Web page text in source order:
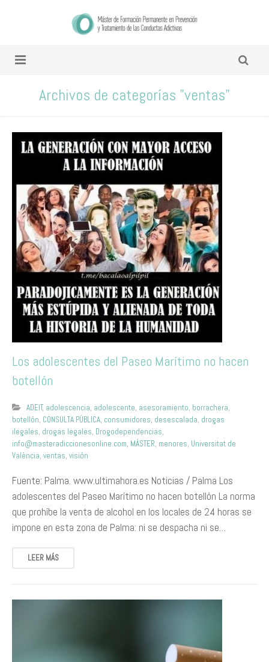
Archivos de categorías "ventas"
Los adolescentes del Paseo Marítimo no hacen
botellón
ADEIT, adolescencia, adolescente, asesoramiento, borrachera,
botellón, CONSULTA PÚBLICA, consumidores, desescalada, drogas
ilegales, drogas legales, Drogodependencias,
info@masteradiccionesonline.com, MÁSTER, menores, Universitat de
València, ventas, visión
Fuente: Palma. www.ultimahora.es Noticias / Palma Los
adolescentes del Paseo Marítimo no hacen botellón La norma
que prohíbe la venta de alcohol en los locales de 24 horas se
impone en esta zona de Palma: ni se despacha ni se…
LEER MÁS